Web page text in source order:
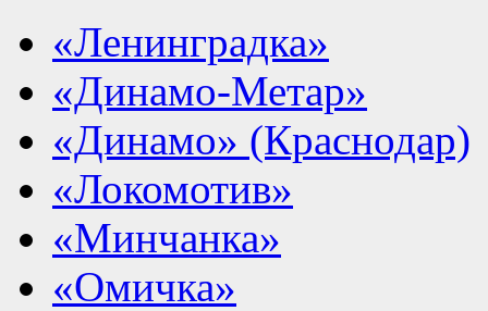
«Ленинградка»
«Динамо-Метар»
«Динамо» (Краснодар)
«Локомотив»
«Минчанка»
«Омичка»